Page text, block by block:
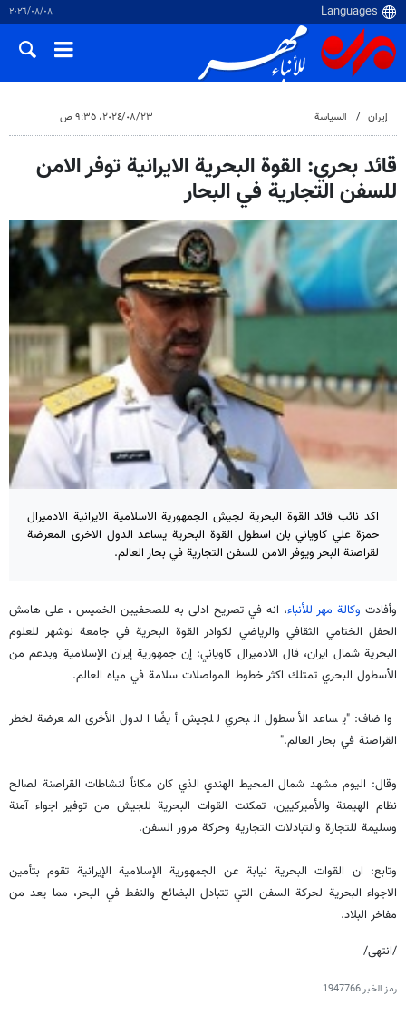
٠٨‏/٠٨‏/٢٠٢٦
إيران السياسة ٢٣‏/٠٨‏/٢٠٢٤، ٩:٣٥ ص
قائد بحري: القوة البحرية الايرانية توفر الامن
للسفن التجارية في البحار
اكد نائب قائد القوة البحرية لجيش الجمهورية الاسلامية الايرانية الادميرال
حمزة علي كاوياني بان اسطول القوة البحرية يساعد الدول الاخرى المعرضة
لقراصنة البحر ويوفر الامن للسفن التجارية في بحار العالم.
وأفادت وكالة مهر للأنباء، انه في تصريح ادلى به للصحفيين الخميس ، على هامش
الحفل الختامي الثقافي والرياضي لكوادر القوة البحرية في جامعة نوشهر للعلوم
البحرية شمال ايران، قال الادميرال كاوياني: إن جمهورية إيران الإسلامية وبدعم من
الأسطول البحري تمتلك اكثر خطوط المواصلات سلامة في مياه العالم.
واضاف: "يساعد الأسطول البحري للجيش أيضًا الدول الأخرى المعرضة لخطر
القراصنة في بحار العالم."
وقال: اليوم مشهد شمال المحيط الهندي الذي كان مكاناً لنشاطات القراصنة لصالح
نظام الهيمنة والأميركيين، تمكنت القوات البحرية للجيش من توفير اجواء آمنة
وسليمة للتجارة والتبادلات التجارية وحركة مرور السفن.
وتابع: ان القوات البحرية نيابة عن الجمهورية الإسلامية الإيرانية تقوم بتأمين
الاجواء البحرية لحركة السفن التي تتبادل البضائع والنفط في البحر، مما يعد من
مفاخر البلاد.
/انتهى/
رمز الخبر1947766